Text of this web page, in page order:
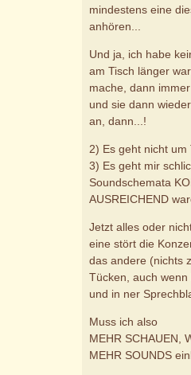
mindestens eine
anhören...
Und ja, ich habe
am Tisch länger
mache, dann
und sie dann
an, dann...!
2) Es geht nicht um
3) Es geht mir
Soundschemata
AUSREICHEND
Jetzt alles oder
eine stört die
das andere (nichts
Tücken, auch
und in ner
Muss ich also
MEHR SCHAUEN,
MEHR SOUNDS